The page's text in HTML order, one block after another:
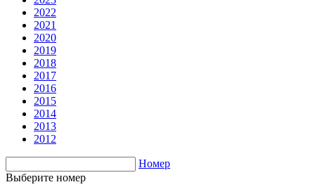
2022
2021
2020
2019
2018
2017
2016
2015
2014
2013
2012
Номер
Выберите номер